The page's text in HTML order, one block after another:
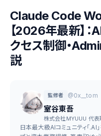
Claude Code
【2026年最新】
クセス制御・
説
監修者 @0x__tom
室谷東吾
株式会社MYUUU 代表
日本最大級AIコミュニティ「.AI